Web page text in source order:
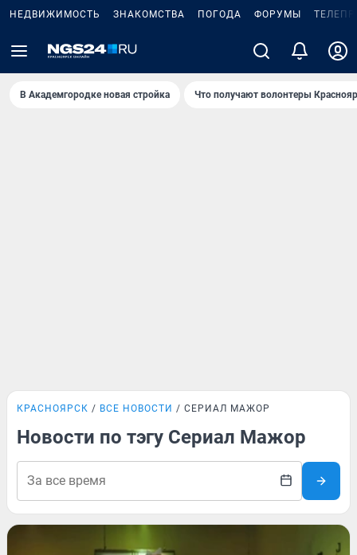
НЕДВИЖИМОСТЬ ЗНАКОМСТВА ПОГОДА ФОРУМЫ
В Академгородке новая стройка Что получают волонтеры
КРАСНОЯРСК ВСЕ НОВОСТИ СЕРИАЛ МАЖОР
Новости по тэгу Сериал Мажор